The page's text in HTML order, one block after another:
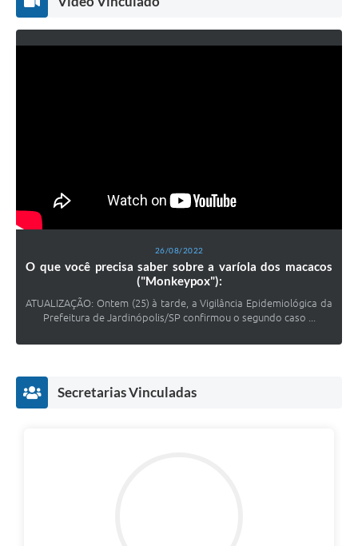
26/08/2022
O que você precisa saber sobre a varíola dos macacos
("Monkeypox"):
ATUALIZAÇÃO: Ontem (25) à tarde, a Vigilância Epidemiológica da
Prefeitura de Jardinópolis/SP confirmou o segundo caso ...
Secretarias Vinculadas